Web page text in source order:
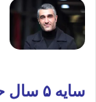
سایه ۵ سال حبس همچنان بر سر لرستانی